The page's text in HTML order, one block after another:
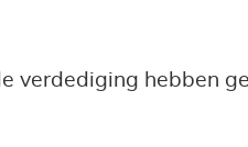
verdediging hebben